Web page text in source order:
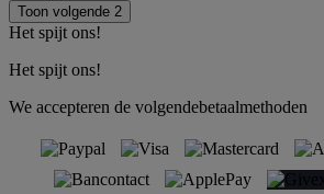
Toon volgende 2
Het spijt ons!
Het spijt ons!
We accepteren de volgendebetaalmethoden